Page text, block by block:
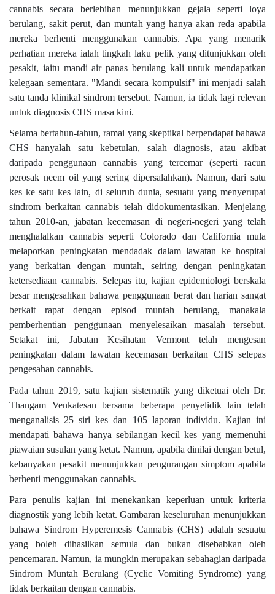
cannabis secara berlebihan menunjukkan gejala seperti loya
berulang, sakit perut, dan muntah yang hanya akan reda apabila
mereka berhenti menggunakan cannabis. Apa yang menarik
perhatian mereka ialah tingkah laku pelik yang ditunjukkan oleh
pesakit, iaitu mandi air panas berulang kali untuk mendapatkan
kelegaan sementara. "Mandi secara kompulsif" ini menjadi salah
satu tanda klinikal sindrom tersebut. Namun, ia tidak lagi relevan
untuk diagnosis CHS masa kini.
Selama bertahun-tahun, ramai yang skeptikal berpendapat bahawa
CHS hanyalah satu kebetulan, salah diagnosis, atau akibat
daripada penggunaan cannabis yang tercemar (seperti racun
perosak neem oil yang sering dipersalahkan). Namun, dari satu
kes ke satu kes lain, di seluruh dunia, sesuatu yang menyerupai
sindrom berkaitan cannabis telah didokumentasikan. Menjelang
tahun 2010-an, jabatan kecemasan di negeri-negeri yang telah
menghalalkan cannabis seperti Colorado dan California mula
melaporkan peningkatan mendadak dalam lawatan ke hospital
yang berkaitan dengan muntah, seiring dengan peningkatan
ketersediaan cannabis. Selepas itu, kajian epidemiologi berskala
besar mengesahkan bahawa penggunaan berat dan harian sangat
berkait rapat dengan episod muntah berulang, manakala
pemberhentian penggunaan menyelesaikan masalah tersebut.
Setakat ini, Jabatan Kesihatan Vermont telah mengesan
peningkatan dalam lawatan kecemasan berkaitan CHS selepas
pengesahan cannabis.
Pada tahun 2019, satu kajian sistematik yang diketuai oleh Dr.
Thangam Venkatesan bersama beberapa penyelidik lain telah
menganalisis 25 siri kes dan 105 laporan individu. Kajian ini
mendapati bahawa hanya sebilangan kecil kes yang memenuhi
piawaian susulan yang ketat. Namun, apabila dinilai dengan betul,
kebanyakan pesakit menunjukkan pengurangan simptom apabila
berhenti menggunakan cannabis.
Para penulis kajian ini menekankan keperluan untuk kriteria
diagnostik yang lebih ketat. Gambaran keseluruhan menunjukkan
bahawa Sindrom Hyperemesis Cannabis (CHS) adalah sesuatu
yang boleh dihasilkan semula dan bukan disebabkan oleh
pencemaran. Namun, ia mungkin merupakan sebahagian daripada
Sindrom Muntah Berulang (Cyclic Vomiting Syndrome) yang
tidak berkaitan dengan cannabis.